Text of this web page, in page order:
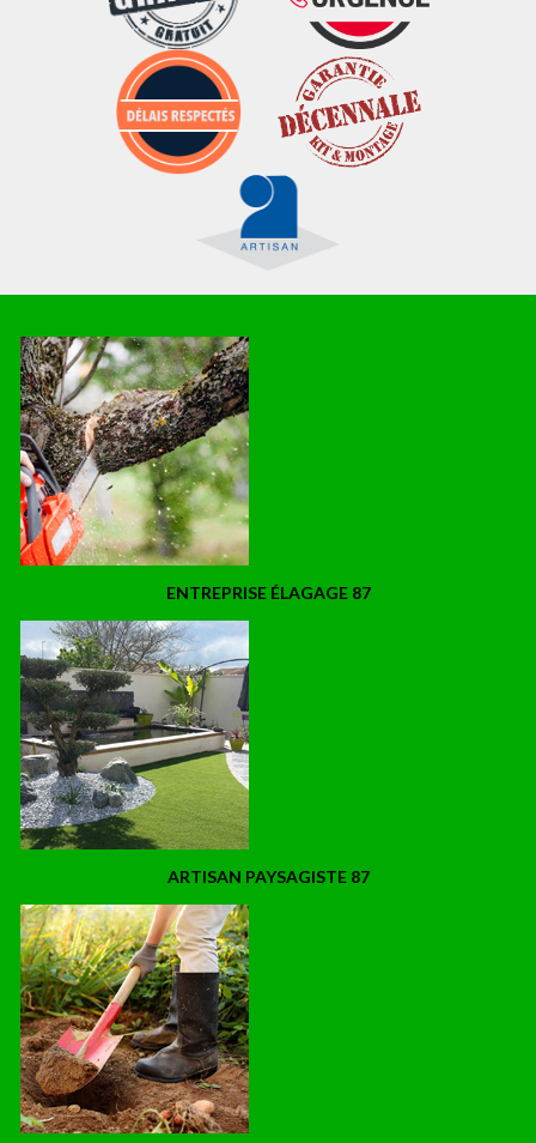
ENTREPRISE ÉLAGAGE 87
ARTISAN PAYSAGISTE 87